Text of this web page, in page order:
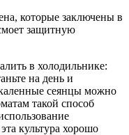
которые заключены в
защитную
в холодильнике:
на день и
сеянцы можно
такой способ
культура хорошо